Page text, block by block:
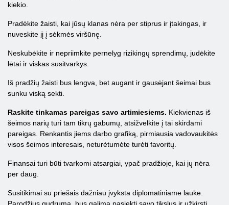
kiekio.
Pradėkite žaisti, kai jūsų klanas nėra per stiprus ir įtakingas, ir
nuveskite jį į sėkmės viršūnę.
Neskubėkite ir nepriimkite pernelyg rizikingų sprendimų, judėkite
lėtai ir viskas susitvarkys.
Iš pradžių žaisti bus lengva, bet augant ir gausėjant šeimai bus
sunku viską sekti.
Raskite tinkamas pareigas savo artimiesiems. Kiekvienas iš
šeimos narių turi tam tikrų gabumų, atsižvelkite į tai skirdami
pareigas. Renkantis jiems darbo grafiką, pirmiausia vadovaukitės
visos šeimos interesais, neturėtumėte turėti favoritų.
Finansai turi būti tvarkomi atsargiai, ypač pradžioje, kai jų nėra
per daug.
Susitikimai su priešais dažniau įvyksta diplomatiniame lauke.